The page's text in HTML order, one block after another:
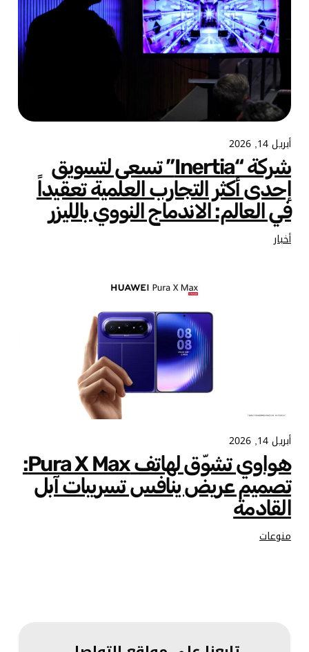
أبريل 14, 2026
شركة “Inertia” تسعى لتسويق
إحدى أكثر التجارب العلمية تعقيداً
في العالم: الاندماج النووي بالليزر
أخبار
أبريل 14, 2026
هواوي تشوّق لهاتف Pura X Max:
تصميم عريض ينافس تسريبات آبل
القادمة
منوعات